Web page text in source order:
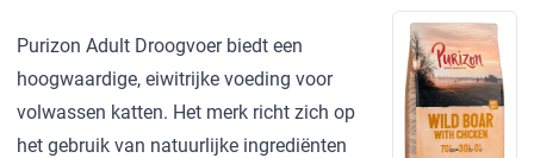
Purizon Adult Droogvoer biedt een
hoogwaardige, eiwitrijke voeding voor
volwassen katten. Het merk richt zich op
het gebruik van natuurlijke ingrediënten